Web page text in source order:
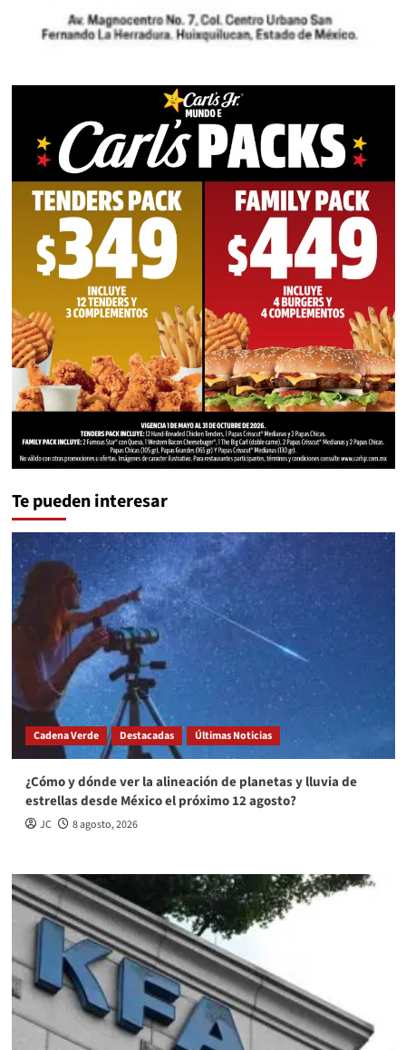
Te pueden interesar
Cadena Verde Destacadas Últimas Noticias
¿Cómo y dónde ver la alineación de planetas y lluvia de
estrellas desde México el próximo 12 agosto?
JC 8 agosto, 2026